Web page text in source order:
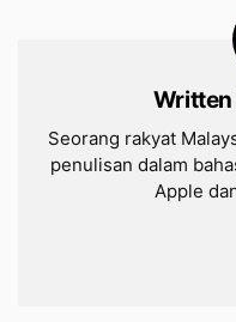
Seorang rakyat
penulisan dalam
Apple